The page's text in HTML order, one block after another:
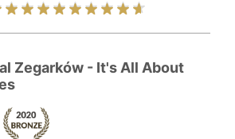
Zegarków - It's All About